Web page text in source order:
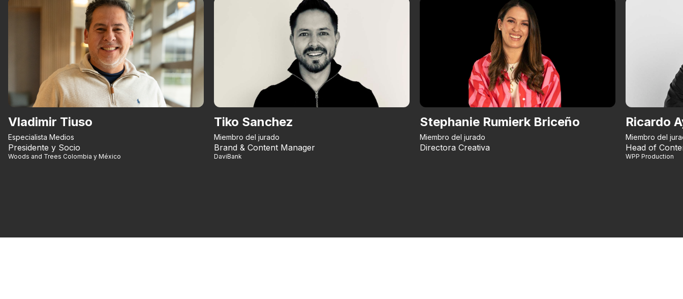
Vladimir Tiuso
Especialista Medios
Presidente y Socio
Woods and Trees Colombia y México
Tiko Sanchez
Miembro del jurado
Brand & Content Manager
DaviBank
Stephanie Rumierk Briceño
Miembro del jurado
Directora Creativa
Ricardo
Miembro del
Head of
WPP Production